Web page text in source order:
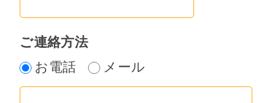
１、甲は、乙所定の別紙添付の［歯
科医院売却申込書］記載の物件（以下
「本物件」という）の売却を乙に委
託する。
２、乙は、出来るだけ速やかに本物
ご連絡方法
お電話
メール